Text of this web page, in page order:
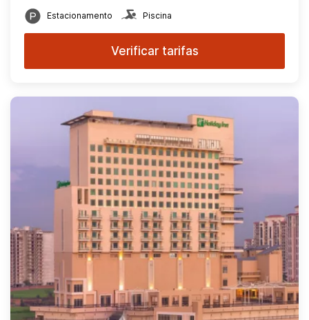
Estacionamento Piscina
Verificar tarifas